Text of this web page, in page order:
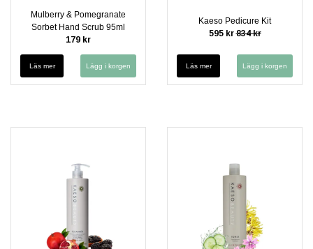
Mulberry & Pomegranate
Sorbet Hand Scrub 95ml
179 kr
Läs mer
Kaeso Pedicure Kit
595 kr834 kr
Läs mer